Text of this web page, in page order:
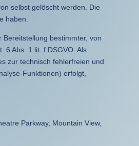
selbst gelöscht werden. Die
haben.
bestimmter, von
6 Abs. 1 lit. f DSGVO. Als
zur technisch fehlerfreien und
Funktionen) erfolgt,
Parkway, Mountain View,